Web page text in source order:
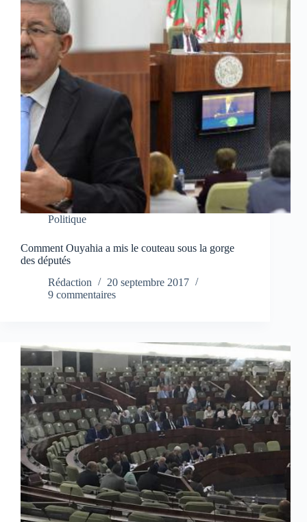
Politique
Comment Ouyahia a mis le couteau sous la gorge
des députés
Rédaction
20 septembre 2017
9 commentaires